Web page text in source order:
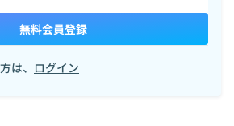
無料会員登録
は、 ログイン